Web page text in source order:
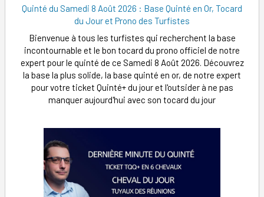
Quinté du Samedi 8 Août 2026 : Base Quinté en Or, Tocard
du Jour et Prono des Turfistes
Bienvenue à tous les turfistes qui recherchent la base
incontournable et le bon tocard du prono officiel de notre
expert pour le quinté de ce Samedi 8 Août 2026. Découvrez
la base la plus solide, la base quinté en or, de notre expert
pour votre ticket Quinté+ du jour et l'outsider à ne pas
manquer aujourd'hui avec son tocard du jour